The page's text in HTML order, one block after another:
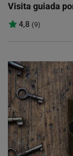
Visita guiada
4,8 (9)